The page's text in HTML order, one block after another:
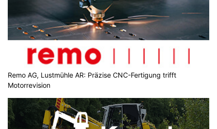
Remo AG, Lustmühle AR: Präzise CNC-Fertigung trifft
Motorrevision